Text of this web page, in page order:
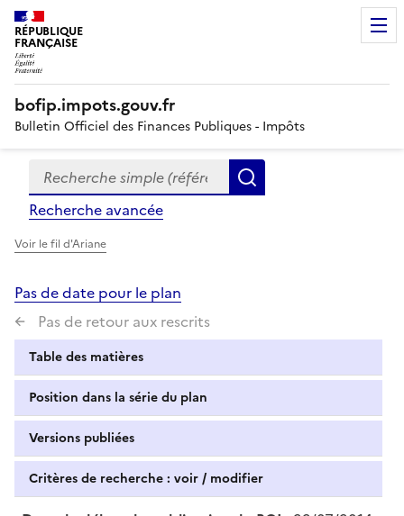
RÉPUBLIQUE
FRANÇAISE
bofip.impots.gouv.fr
Bulletin Officiel des Finances Publiques - Impôts
Formulaire
de
recherche
Recherche simple (références, mots clés, partie du
Recherche avancée
Voir le fil d'Ariane
Pas de date pour le plan
Pas de retour aux rescrits
Table des matières
Position dans la série du plan
Versions publiées
Critères de recherche : voir / modifier